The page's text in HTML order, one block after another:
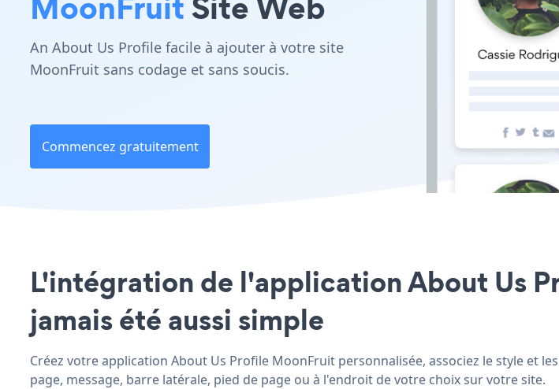
An About Us Profile facile à ajouter à votre site
MoonFruit sans codage et sans soucis.
Commencez gratuitement
L'intégration de l'application About Us
jamais été aussi simple
Créez votre application About Us Profile MoonFruit personnalisée, associez le style et
page, message, barre latérale, pied de page ou à l'endroit de votre choix sur votre site.